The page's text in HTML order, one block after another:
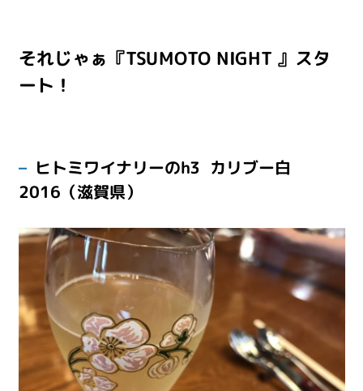
それじゃぁ『TSUMOTO NIGHT 』スタ
ート！
ヒトミワイナリーのh3 カリブー白
2016（滋賀県）